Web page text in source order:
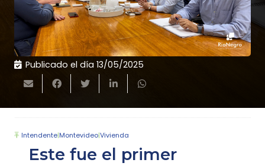
Publicado el día 13/05/2025
Intendente|Montevideo|Vivienda
Este fue el primer